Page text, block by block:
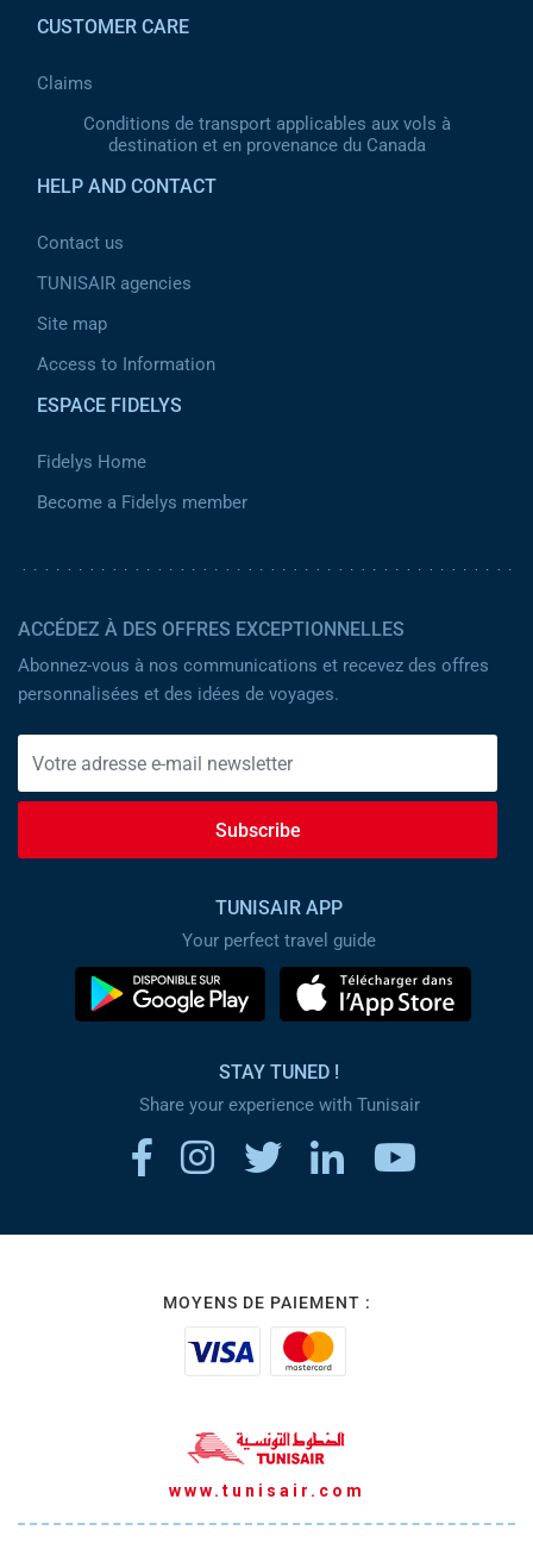
CUSTOMER CARE
Claims
Conditions de transport applicables aux vols à
destination et en provenance du Canada
HELP AND CONTACT
Contact us
TUNISAIR agencies
Site map
Access to Information
ESPACE FIDELYS
Fidelys Home
Become a Fidelys member
ACCÉDEZ À DES OFFRES EXCEPTIONNELLES
Abonnez-vous à nos communications et recevez des offres
personnalisées et des idées de voyages.
Subscribe
TUNISAIR APP
Your perfect travel guide
STAY TUNED !
Share your experience with Tunisair
MOYENS DE PAIEMENT :
www.tunisair.com